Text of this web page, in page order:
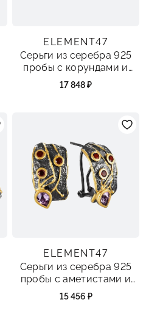
ELEMENT47
Серьги из серебра 925
пробы с корундами и
топазами
17 848 ₽
ELEMENT47
Серьги из серебра 925
пробы с аметистами и
гранатами
15 456 ₽